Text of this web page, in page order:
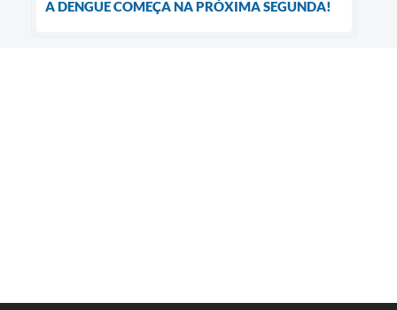
A DENGUE COMEÇA NA PRÓXIMA SEGUNDA!